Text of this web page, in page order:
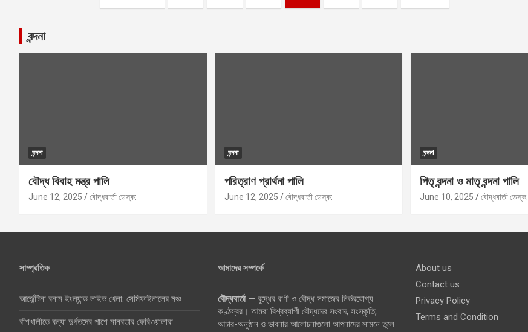
pagination
বন্দনা
বন্দনা
বৌদ্ধ বিবাহ মন্ত্র পালি
June 12, 2025 বৌদ্ধবার্তা ডেস্ক:
বন্দনা
পরিত্রাণ প্রার্থনা পালি
June 12, 2025 বৌদ্ধবার্তা ডেস্ক:
বন্দনা
পিতৃ বন্দনা ও মাতৃ বন্দনা পালি
June 10, 2025 বৌদ্ধবার্তা ডেস্ক:
সাম্প্রতিক
আর্জেন্টিনা বনাম ইংল্যান্ড লাইভ খেলা: সেমিফাইনালের মঞ্চ
বাঁশখালীতে বন্যা দুর্গতদের পাশে মানবতার ফেরিওয়ালারা
আমাদের সম্পর্কে
বৌদ্ধবার্তা— বুদ্ধের বাণী ও বৌদ্ধ সমাজের নির্ভরযোগ্য
কণ্ঠস্বর। আমরা বিশ্বব্যাপী বৌদ্ধদের সংবাদ, সংস্কৃতি,
আচার-অনুষ্ঠান ও ভাবনার আলোচনাগুলো আপনাদের সামনে তুলে
About us
Contact us
Privacy Policy
Terms and Condition